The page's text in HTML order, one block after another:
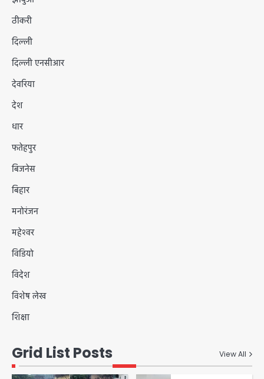
ठीकरी
दिल्ली
दिल्ली एनसीआर
देवरिया
देश
धार
फतेहपुर
बिजनेस
बिहार
मनोरंजन
महेश्वर
विडियो
विदेश
विशेष लेख
शिक्षा
Grid List Posts View All